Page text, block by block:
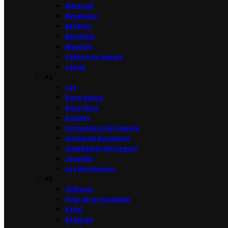
Almoradí
Benejúzar
Benferri
Benijófar
Bigastro
Callosa de Segura
Catral
Cox
Daya Nueva
Daya Vieja
Dolores
Formentera del Segura
Granja de Rocamora
Guardamar del Segura
Jacarilla
Los Montesinos
Orihuela
Pilar de la Horadada
Rafal
Redován